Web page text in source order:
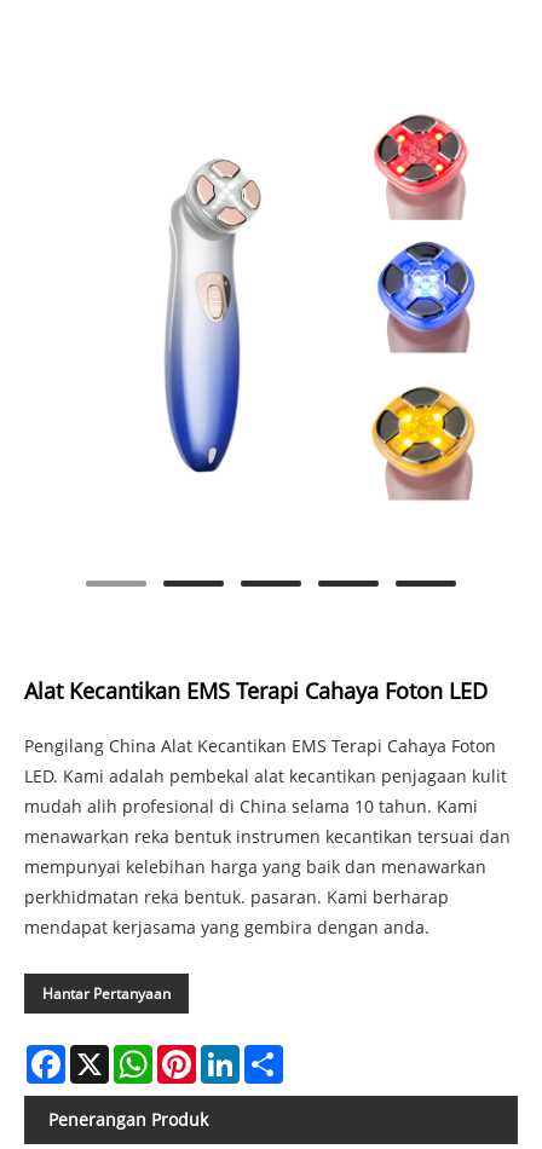
Alat Kecantikan EMS Terapi Cahaya Foton LED
Pengilang China Alat Kecantikan EMS Terapi Cahaya Foton
LED. Kami adalah pembekal alat kecantikan penjagaan kulit
mudah alih profesional di China selama 10 tahun. Kami
menawarkan reka bentuk instrumen kecantikan tersuai dan
mempunyai kelebihan harga yang baik dan menawarkan
perkhidmatan reka bentuk. pasaran. Kami berharap
mendapat kerjasama yang gembira dengan anda.
Hantar Pertanyaan
Facebook
X WhatsAppPinterestLinkedIn
Penerangan Produk